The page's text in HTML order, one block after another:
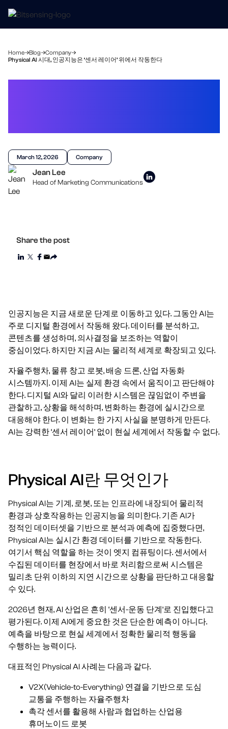
Home Blog
Company
Physical AI 시대, 인공지능은 ‘센서 레이어’ 위에서 작동한다
Jean Lee
Head of Marketing Communications
March 12, 2026 Company
Share the post
인공지능은 지금 새로운 단계로 이동하고 있다. 그동안 AI는
주로 디지털 환경에서 작동해 왔다. 데이터를 분석하고,
콘텐츠를 생성하며, 의사결정을 보조하는 역할이
중심이었다. 하지만 지금 AI는 물리적 세계로 확장되고 있다.
자율주행차, 물류 창고 로봇, 배송 드론, 산업 자동화
시스템까지. 이제 AI는 실제 환경 속에서 움직이고 판단해야
한다. 디지털 AI와 달리 이러한 시스템은 끊임없이 주변을
관찰하고, 상황을 해석하며, 변화하는 환경에 실시간으로
대응해야 한다. 이 변화는 한 가지 사실을 분명하게 만든다.
AI는 강력한 ‘센서 레이어’ 없이 현실 세계에서 작동할 수 없다.
Physical AI란 무엇인가
Physical AI는 기계, 로봇, 또는 인프라에 내장되어 물리적
환경과 상호작용하는 인공지능을 의미한다. 기존 AI가
정적인 데이터셋을 기반으로 분석과 예측에 집중했다면,
Physical AI는 실시간 환경 데이터를 기반으로 작동한다.
여기서 핵심 역할을 하는 것이 엣지 컴퓨팅이다. 센서에서
수집된 데이터를 현장에서 바로 처리함으로써 시스템은
밀리초 단위 이하의 지연 시간으로 상황을 판단하고 대응할
수 있다.
2026년 현재, AI 산업은 흔히 ‘센서-운동 단계’로 진입했다고
평가된다. 이제 AI에게 중요한 것은 단순한 예측이 아니다.
예측을 바탕으로 현실 세계에서 정확한 물리적 행동을
수행하는 능력이다.
대표적인 Physical AI 사례는 다음과 같다.
V2X(Vehicle-to-Everything) 연결을 기반으로 도심
교통을 주행하는 자율주행차
촉각 센서를 활용해 사람과 협업하는 산업용
휴머노이드 로봇